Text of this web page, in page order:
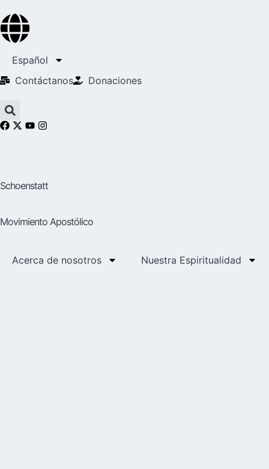
Español
Contáctanos
Donaciones
Schoenstatt
Movimiento Apostólico
Acerca de nosotros Nuestra Espiritualidad